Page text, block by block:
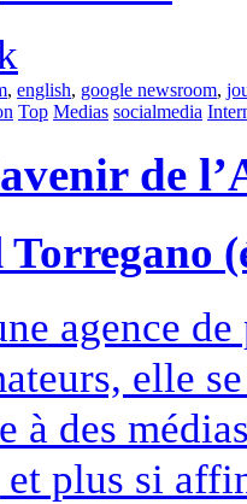
, english, google newsroom,
Top Medias socialmedia
de
agence
elle
à des
plus si